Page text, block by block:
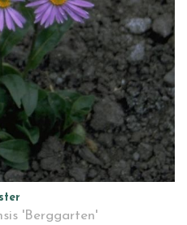
'Berggarten'